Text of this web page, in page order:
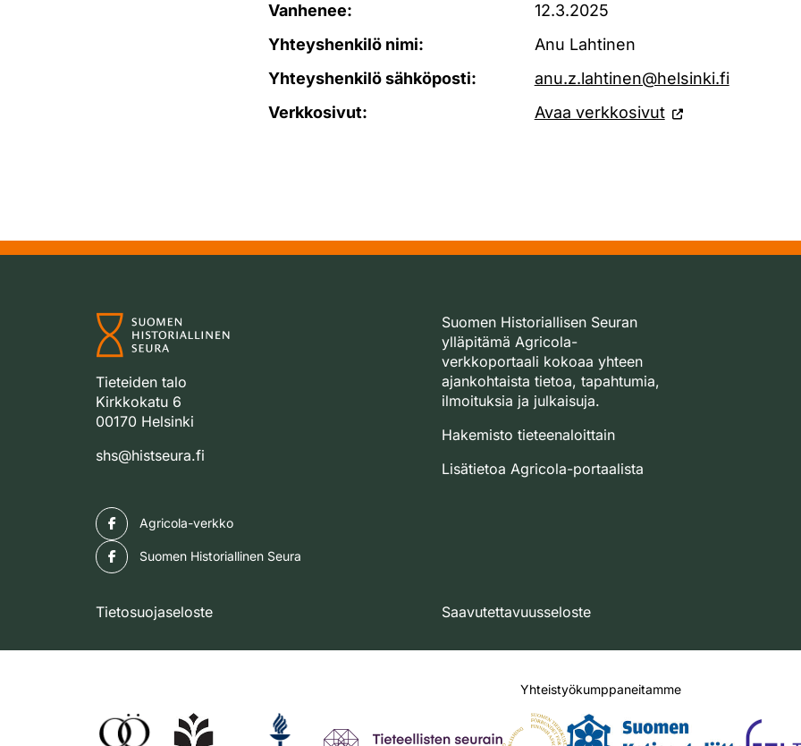
Vanhenee:
12.3.2025
Yhteyshenkilö nimi:
Anu Lahtinen
Yhteyshenkilö sähköposti:
anu.z.lahtinen@helsinki.fi
Verkkosivut:
Avaa verkkosivut
Tieteiden talo
Kirkkokatu 6
00170 Helsinki
shs@histseura.fi
Suomen Historiallisen Seuran
ylläpitämä Agricola-
verkkoportaali kokoaa yhteen
ajankohtaista tietoa, tapahtumia,
ilmoituksia ja julkaisuja.
Hakemisto tieteenaloittain
Lisätietoa Agricola-portaalista
Agricola-verkko
Suomen Historiallinen Seura
Tietosuojaseloste Saavutettavuusseloste
Yhteistyökumppaneitamme